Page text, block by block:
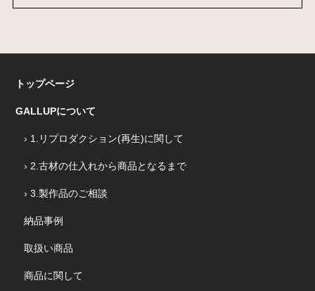
トップページ
GALLUPについて
› 1.リプロダクション(再生)に関して
› 2.古材の仕入れから商品となるまで
› 3.製作品のご相談
納品事例
取扱い商品
商品に関して